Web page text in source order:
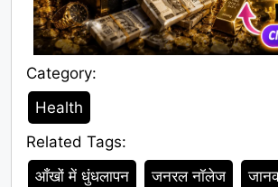
Category:
Category
Health
Related Tags:
Tags
आँखों में धुंधलापन जनरल नॉलेज